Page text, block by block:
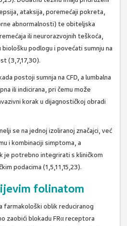
ataksija, poremećaji pokreta,
abnormalnosti) te obiteljska
ili neurorazvojnih teškoća,
podlogu i povećati sumnju na
(3,7,17,30).
postoji sumnja na CFD, a lumbalna
ili indicirana, pri čemu može
korak u dijagnostičkoj obradi
se na jednoj izoliranoj značajci, već
i kombinaciji simptoma, a
je potrebno integrirati s kliničkom
podacima (1,5,11,15,23).
folinatom
farmakološki oblik reduciranog
zaobići blokadu FRα receptora